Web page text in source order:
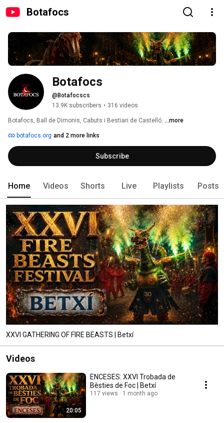
Botafocs
Botafocs
@Botafocscs
13.9K subscribers • 316 videos
Botafocs, Ball de Dimonis, Cabuts i Bestiari de Castelló. ...more
botafocs.org and 2 more links
Subscribe
Home Videos Shorts Live Playlists Posts
XXVI GATHERING OF FIRE BEASTS | Betxí
Videos
20:05
ENCESES: XXVI Trobada de
Bèsties de Foc | Betxí
117 views 1 month ago